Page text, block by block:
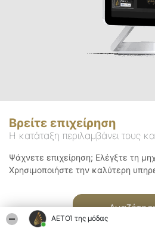
ΑΕΤΟΊ της μόδας
Βρείτε επιχείρηση
Η κατάταξη περιλαμβάνει τους
Ψάχνετε επιχείρηση; Ελέγξτε τη
Χρησιμοποιήστε την καλύτερη